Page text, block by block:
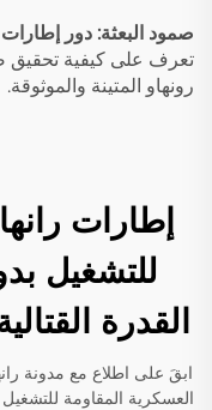
صمود البعثة: دور إطارات Runhao المقاومة للعمل بدون هواء
تعرف على كيفية تحقيق
رونهاو المتينة والموثوقة.
إطارات
للتشغيل
القدرة
ابقَ على اطلاع مع مدونة
العسكرية المقاومة